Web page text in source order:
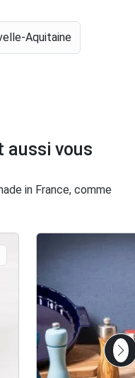
Aquitaine
aussi vous
in France, comme